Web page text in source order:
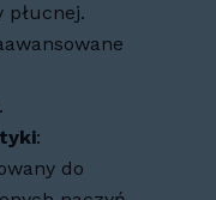
płucnej.
:
do